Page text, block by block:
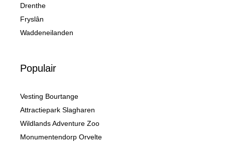
Drenthe
Fryslân
Waddeneilanden
Populair
Vesting Bourtange
Attractiepark Slagharen
Wildlands Adventure Zoo
Monumentendorp Orvelte